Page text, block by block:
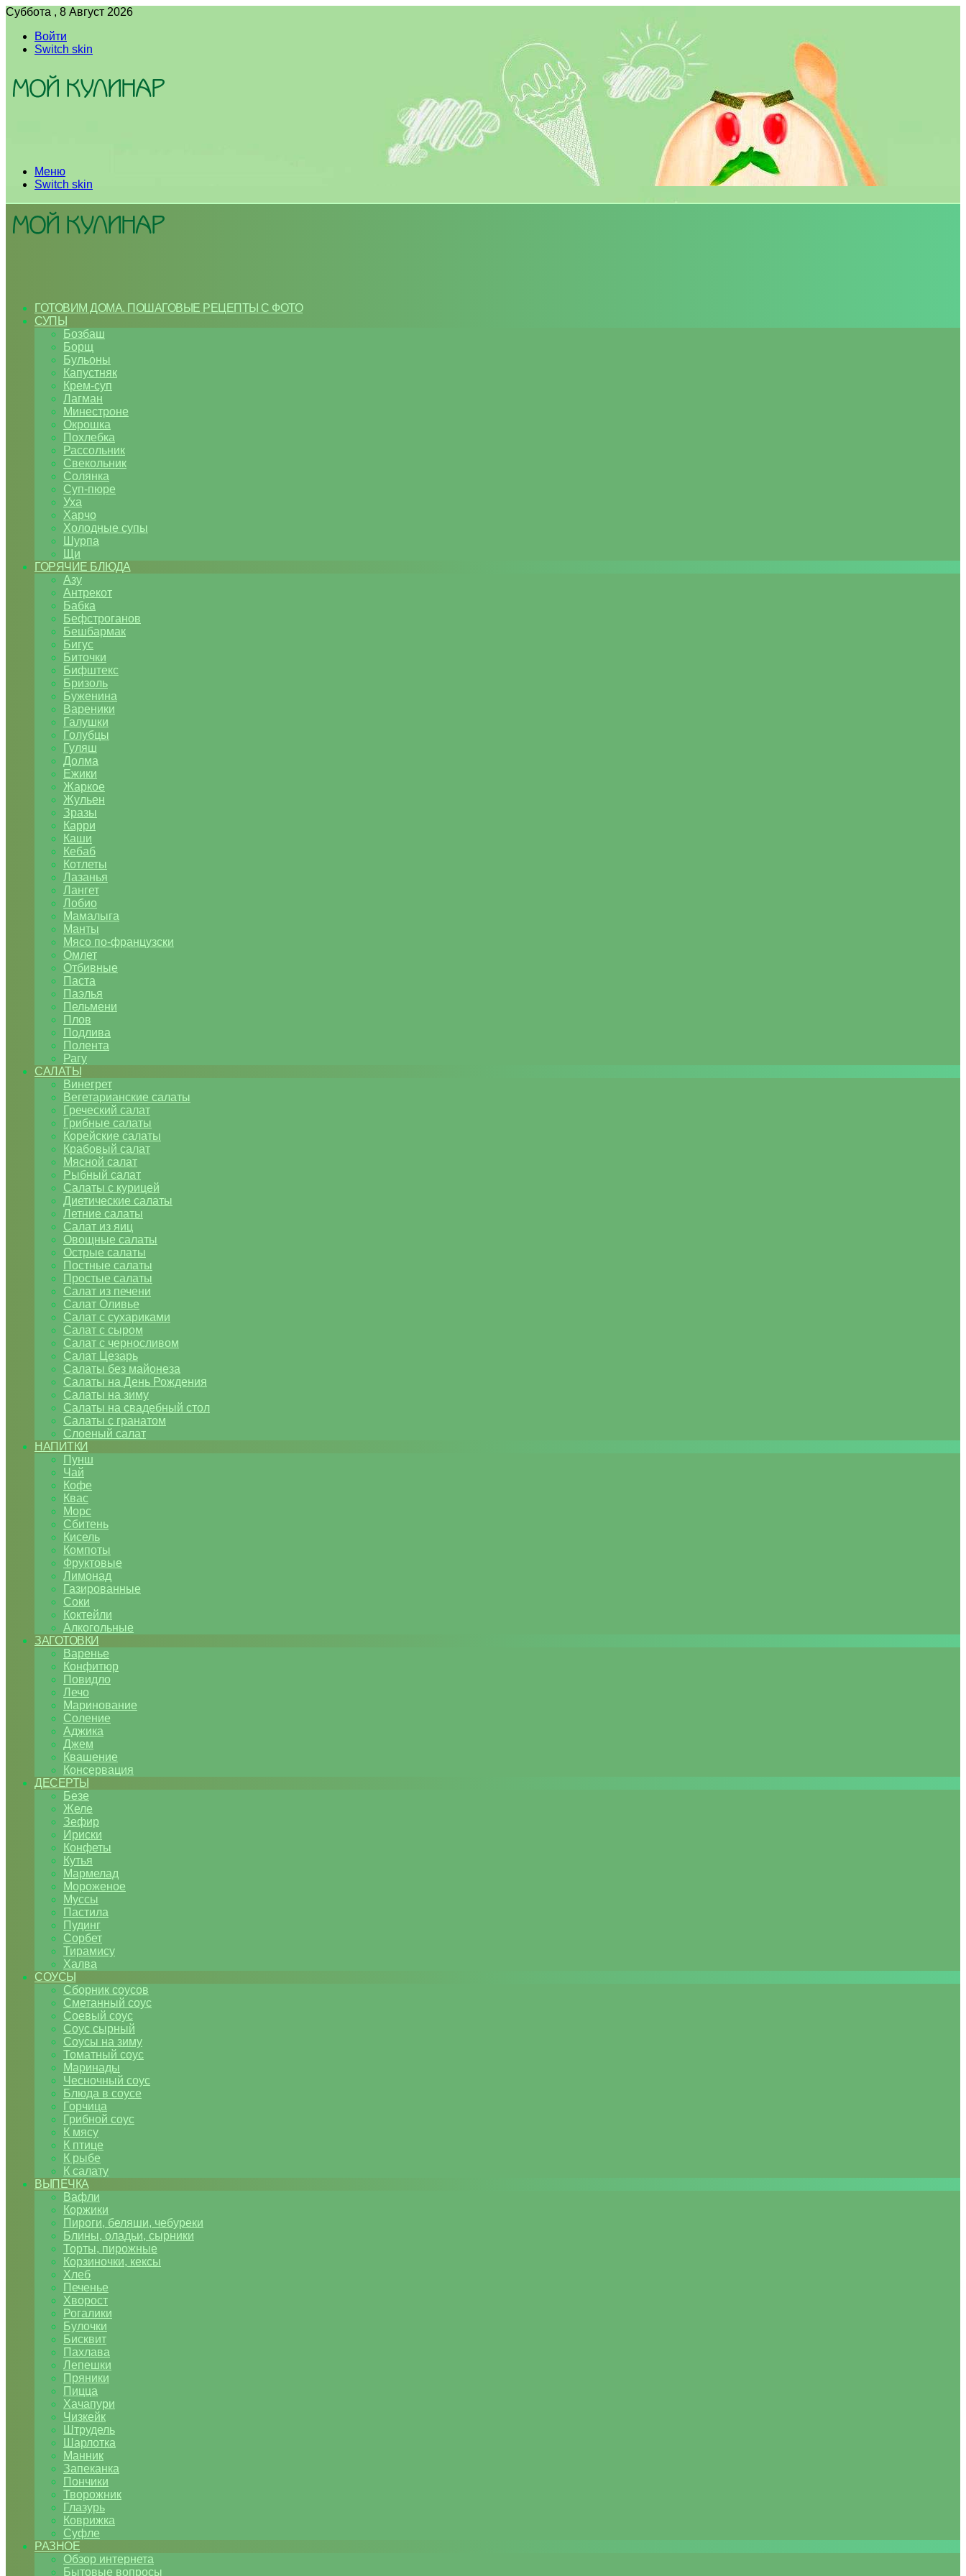
Суббота , 8 Август 2026
Войти
Switch skin
Меню
Switch skin
ГОТОВИМ ДОМА. ПОШАГОВЫЕ РЕЦЕПТЫ С ФОТО
СУПЫ
Бозбаш
Борщ
Бульоны
Капустняк
Крем-суп
Лагман
Минестроне
Окрошка
Похлебка
Рассольник
Свекольник
Солянка
Суп-пюре
Уха
Харчо
Холодные супы
Шурпа
Щи
ГОРЯЧИЕ БЛЮДА
Азу
Антрекот
Бабка
Бефстроганов
Бешбармак
Бигус
Биточки
Бифштекс
Бризоль
Буженина
Вареники
Галушки
Голубцы
Гуляш
Долма
Ежики
Жаркое
Жульен
Зразы
Карри
Каши
Кебаб
Котлеты
Лазанья
Лангет
Лобио
Мамалыга
Манты
Мясо по-французски
Омлет
Отбивные
Паста
Паэлья
Пельмени
Плов
Подлива
Полента
Рагу
САЛАТЫ
Винегрет
Вегетарианские салаты
Греческий салат
Грибные салаты
Корейские салаты
Крабовый салат
Мясной салат
Рыбный салат
Салаты с курицей
Диетические салаты
Летние салаты
Салат из яиц
Овощные салаты
Острые салаты
Постные салаты
Простые салаты
Салат из печени
Салат Оливье
Салат с сухариками
Салат с сыром
Салат с черносливом
Салат Цезарь
Салаты без майонеза
Салаты на День Рождения
Салаты на зиму
Салаты на свадебный стол
Салаты с гранатом
Слоеный салат
НАПИТКИ
Пунш
Чай
Кофе
Квас
Морс
Сбитень
Кисель
Компоты
Фруктовые
Лимонад
Газированные
Соки
Коктейли
Алкогольные
ЗАГОТОВКИ
Варенье
Конфитюр
Повидло
Лечо
Маринование
Соление
Аджика
Джем
Квашение
Консервация
ДЕСЕРТЫ
Безе
Желе
Зефир
Ириски
Конфеты
Кутья
Мармелад
Мороженое
Муссы
Пастила
Пудинг
Сорбет
Тирамису
Халва
СОУСЫ
Сборник соусов
Сметанный соус
Соевый соус
Соус сырный
Соусы на зиму
Томатный соус
Маринады
Чесночный соус
Блюда в соусе
Горчица
Грибной соус
К мясу
К птице
К рыбе
К салату
ВЫПЕЧКА
Вафли
Коржики
Пироги, беляши, чебуреки
Блины, оладьи, сырники
Торты, пирожные
Корзиночки, кексы
Хлеб
Печенье
Хворост
Рогалики
Булочки
Бисквит
Пахлава
Лепешки
Пряники
Пицца
Хачапури
Чизкейк
Штрудель
Шарлотка
Манник
Запеканка
Пончики
Творожник
Глазурь
Коврижка
Суфле
РАЗНОЕ
Обзор интернета
Бытовые вопросы